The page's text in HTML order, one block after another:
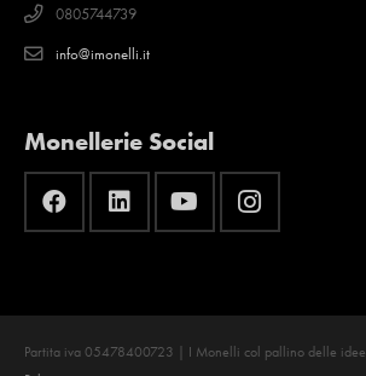
0805744739
info@imonelli.it
Monellerie Social
Partita iva 05478400723 | I Monelli col pallino delle idee